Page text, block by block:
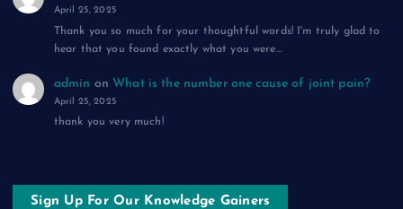
April 25, 2025
Thank you so much for your thoughtful words! I'm truly glad to
hear that you found exactly what you were…
admin on What is the number one cause of joint pain?
April 25, 2025
thank you very much!
Sign Up For Our Knowledge Gainers